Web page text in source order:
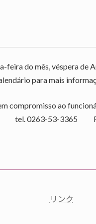
feira do mês, véspera de
para mais
compromisso ao
2 tel. 0263-53-3365
リンク